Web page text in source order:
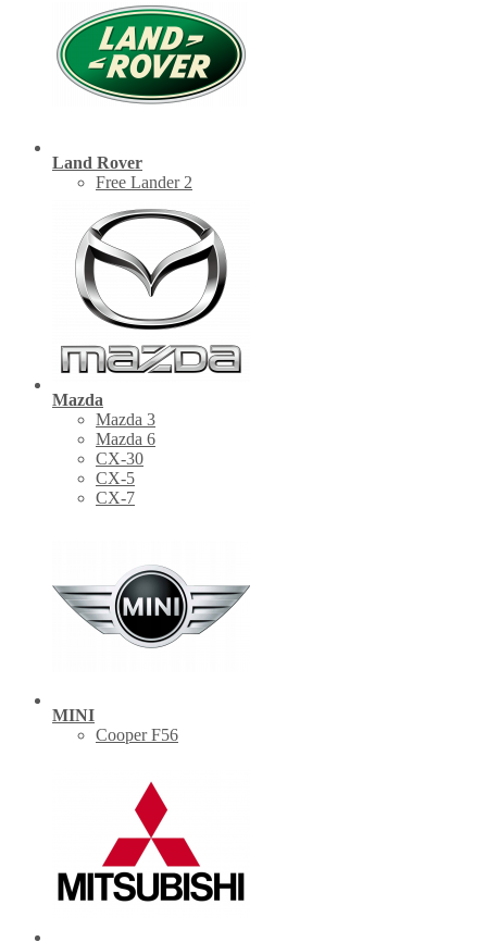
Land Rover
Free Lander 2
Mazda
Mazda 3
Mazda 6
CX-30
СХ-5
CX-7
MINI
Cooper F56